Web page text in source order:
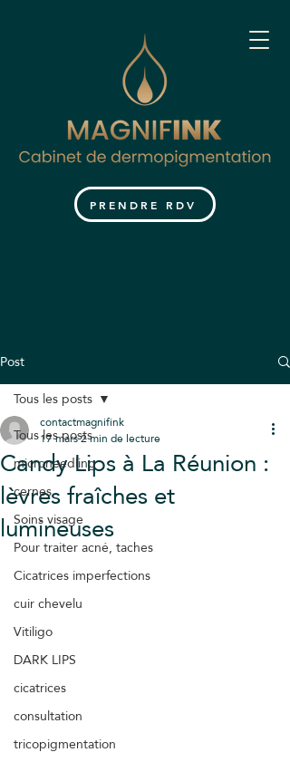
PRENDRE RDV
Post
Tous les posts
microneedling
cernes
Soins visage
Pour traiter acné, taches
Cicatrices imperfections
cuir chevelu
Vitiligo
DARK LIPS
cicatrices
consultation
tricopigmentation
Tous les posts
Candy Lips à La Réunion :
lèvres fraîches et
lumineuses
contactmagnifink
17 mars2 min de lecture